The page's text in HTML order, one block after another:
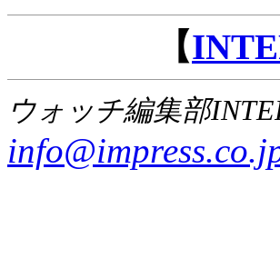
【
ウォッチ編集部